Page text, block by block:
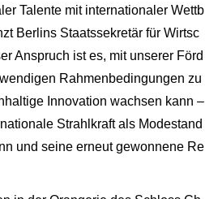
Talente mit internationaler Wettb
Berlins Staatssekretär für Wirtsc
Anspruch ist es, mit unserer Förd
Rahmenbedingungen zu
Innovation wachsen kann –
Strahlkraft als Modestand
und seine erneut gewonnene Re